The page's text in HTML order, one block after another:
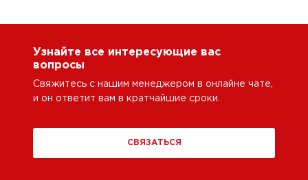
Узнайте все интересующие вас
вопросы
Свяжитесь с нашим менеджером в онлайне чате,
и он ответит вам в кратчайшие сроки.
СВЯЗАТЬСЯ